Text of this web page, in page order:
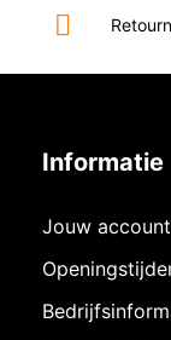
Informatie
Jouw account